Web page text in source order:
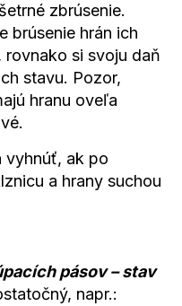
zbrúsenie.
brúsenie hrán ich
si svoju daň
stavu. Pozor,
hranu oveľa
ak po
a hrany suchou
pásov – stav
napr.: